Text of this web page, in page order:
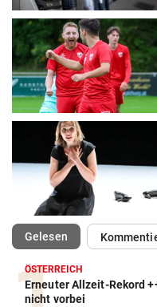
Gelesen(ausgewählt)
ÖSTERREICH
Erneuter Allzeit-Rekord
nicht vorbei